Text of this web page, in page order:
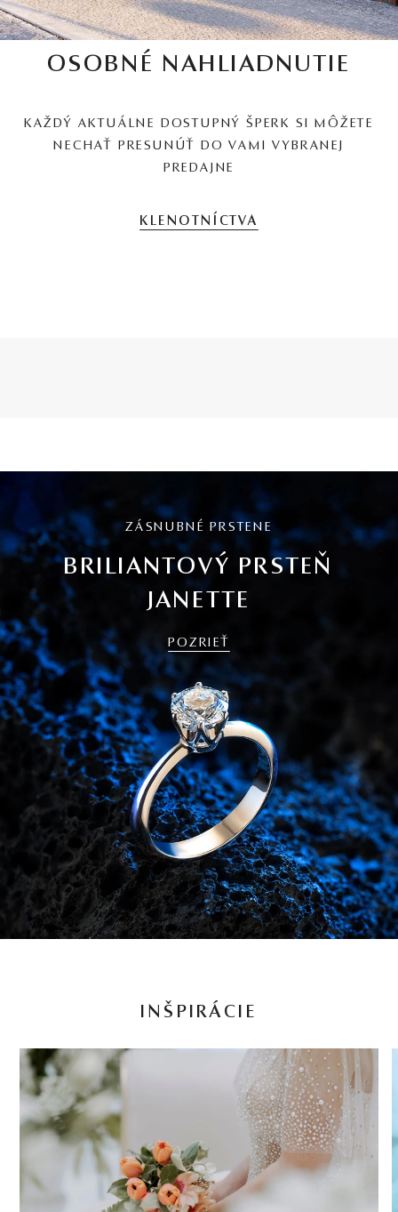
OSOBNÉ NAHLIADNUTIE
KAŽDÝ AKTUÁLNE DOSTUPNÝ ŠPERK SI MÔŽETE
NECHAŤ PRESUNÚŤ DO VAMI VYBRANEJ
PREDAJNE
KLENOTNÍCTVA
ZÁSNUBNÉ PRSTENE
BRILIANTOVÝ PRSTEŇ
JANETTE
POZRIEŤ
INŠPIRÁCIE